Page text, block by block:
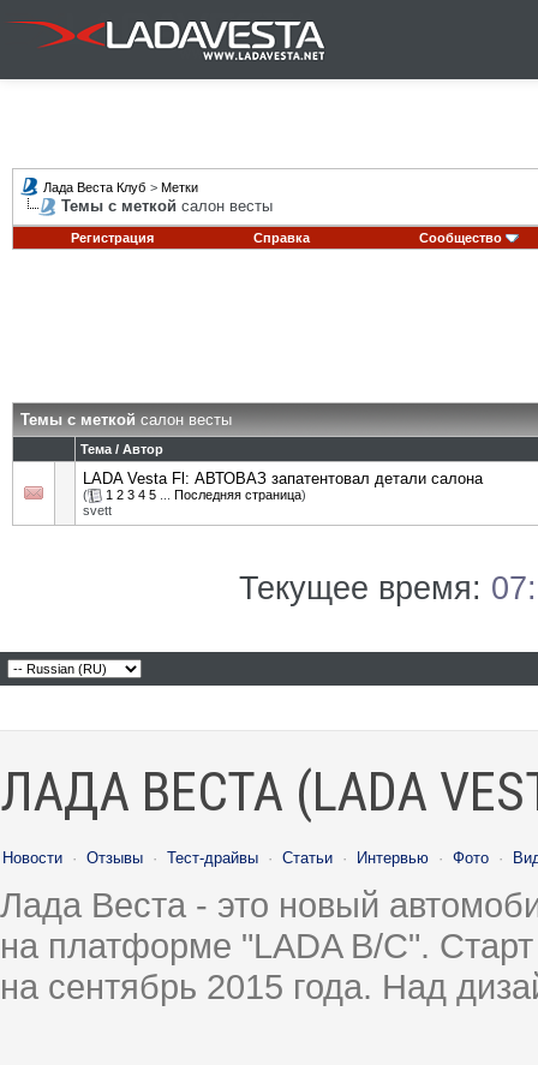
Лада Веста Клуб > Метки
Темы с меткой салон весты
Регистрация Справка Сообщество
Темы с меткойсалон весты
Тема / Автор
LADA Vesta Fl: АВТОВАЗ запатентовал детали салона
( 1 2 3 4 5 Последняя страница)
svett
Текущее время:
ЛАДА ВЕСТА (LADA
Новости · Отзывы · Тест-драйвы · Статьи · Интервью · Фото ·
Лада Веста - это новый
на платформе "LADA B/C".
на сентябрь 2015 года. Над